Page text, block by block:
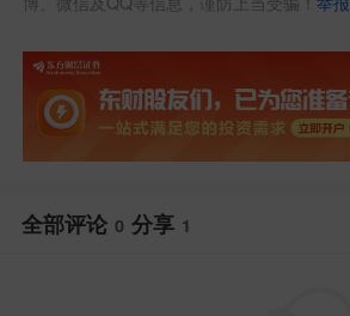
全部评论 0 分享 1